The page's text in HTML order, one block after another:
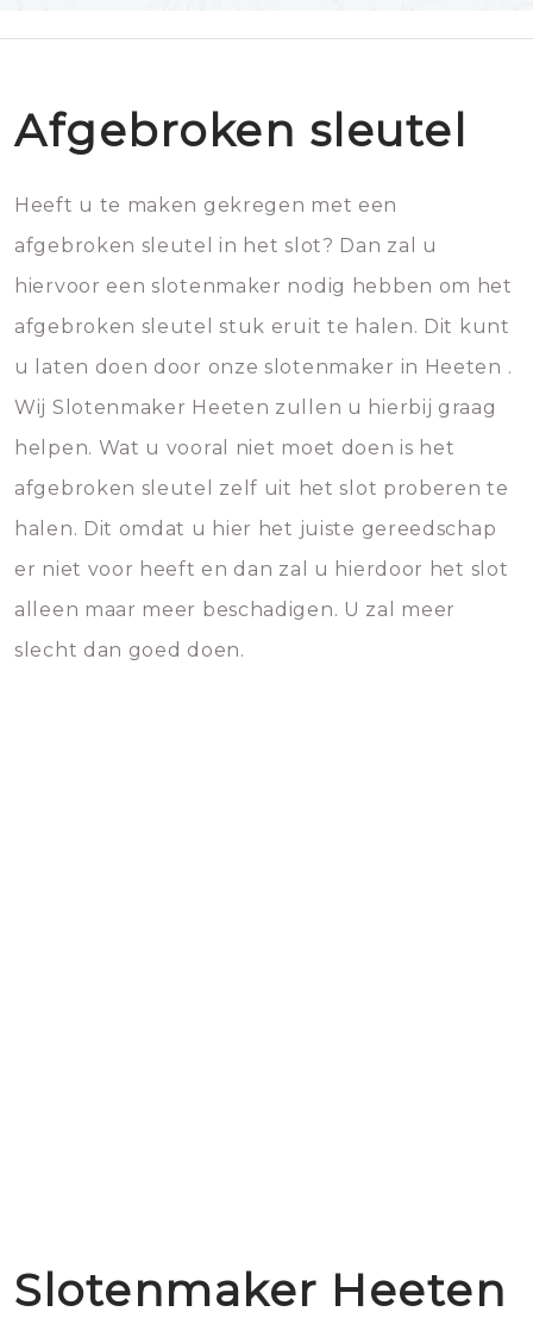
Afgebroken sleutel
Heeft u te maken gekregen met een
afgebroken sleutel in het slot? Dan zal u
hiervoor een slotenmaker nodig hebben om het
afgebroken sleutel stuk eruit te halen. Dit kunt
u laten doen door onze slotenmaker in Heeten .
Wij Slotenmaker Heeten zullen u hierbij graag
helpen. Wat u vooral niet moet doen is het
afgebroken sleutel zelf uit het slot proberen te
halen. Dit omdat u hier het juiste gereedschap
er niet voor heeft en dan zal u hierdoor het slot
alleen maar meer beschadigen. U zal meer
slecht dan goed doen.
Slotenmaker Heeten